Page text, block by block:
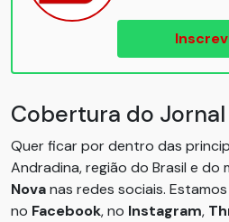
Cobertura do Jornal
Quer ficar por dentro das
Andradina, região do Brasil e do
Novanas redes sociais.
no Facebook, no Instagram,